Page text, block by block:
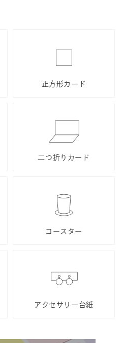
正方形カード
二つ折りカード
コースター
アクセサリー台紙